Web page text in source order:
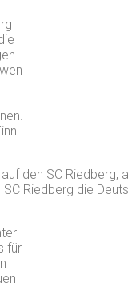
den SC Riedberg,
Riedberg die
für